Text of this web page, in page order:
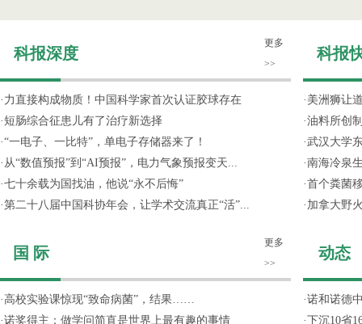
科报深度
更多
>>
· 力直接构成物质！中国科学家首次认证胶球存在
· 短肠综合征患儿有了治疗新选择
·“一电子、一比特”，单电子存储器来了！
· 从“数值预报”到“AI预报”，电力气象预报变天...
·七十余载为国找油，他说“永不后悔”
·第二十八届中国科协年会，让学术交流真正“活”...
国 际
更多
>>
· 高校实验课惊现“致命病菌”，结果……
·诺奖得主：做学问简直是世界上最有趣的事情
科报
· 美洲狮让
·油料所创
·武汉大学
·南海冷泉
·首个粪菌
· 加拿大野
动态
·诺和诺德
·下沉10省